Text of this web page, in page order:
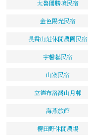
太魯閣勝境民宿
金色陽光民宿
長霖山莊休閒農園民宿
宇馨藝民宿
山寨民宿
立德布洛灣山月邨
海燕旅館
櫻田野休閒農場